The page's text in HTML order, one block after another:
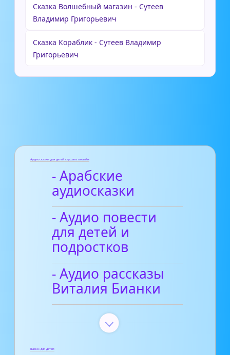
Сказка Волшебный магазин - Сутеев
Владимир Григорьевич
Сказка Кораблик - Сутеев Владимир
Григорьевич
Аудиосказки для детей слушать онлайн
- Арабские
аудиосказки
- Аудио повести
для детей и
подростков
- Аудио рассказы
Виталия Бианки
Басни для детей